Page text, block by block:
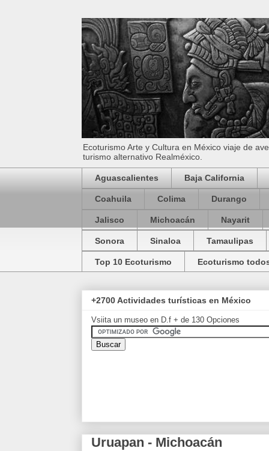
Ecoturismo Arte y Cultura en México viaje de
turismo alternativo Realméxico.
Aguascalientes Baja California
Coahuila Colima Durango
Jalisco Michoacán Nayarit
Sonora Sinaloa Tamaulipas
Top 10 Ecoturismo Ecoturismo
+2700 Actividades turísticas en México
Vsiita un museo en D.f + de 130 Opciones
Uruapan - Michoacán